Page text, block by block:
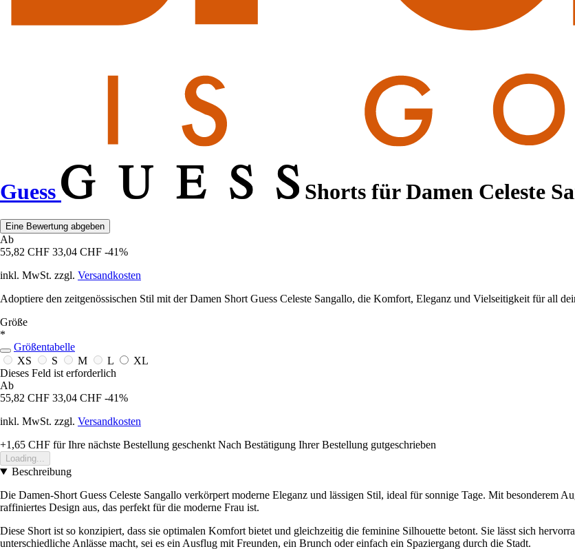
Guess Shorts für Damen Celeste
Eine Bewertung abgeben
Ab
55,82 CHF 33,04 CHF -41%
inkl. MwSt. zzgl. Versandkosten
Adoptiere den zeitgenössischen Stil mit der Damen Short Guess Celeste Sangallo, die Komfort, Eleganz und Vielseitigkeit für all
Größe
*
Größentabelle
XS
S M L
XL
Dieses Feld ist erforderlich
Ab
55,82 CHF 33,04 CHF -41%
inkl. MwSt. zzgl. Versandkosten
+1,65 CHF für Ihre nächste Bestellung geschenkt Nach Bestätigung Ihrer Bestellung gutgeschrieben
Loading...
Beschreibung
Die Damen-Short Guess Celeste Sangallo verkörpert moderne Eleganz und lässigen Stil, ideal für sonnige Tage. Mit besonderem
raffiniertes Design aus, das perfekt für die moderne Frau ist.
Diese Short ist so konzipiert, dass sie optimalen Komfort bietet und gleichzeitig die feminine Silhouette betont. Sie lässt sich
unterschiedliche Anlässe macht, sei es ein Ausflug mit Freunden, ein Brunch oder einfach ein Spaziergang durch die Stadt.